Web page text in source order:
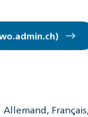
Allemand,